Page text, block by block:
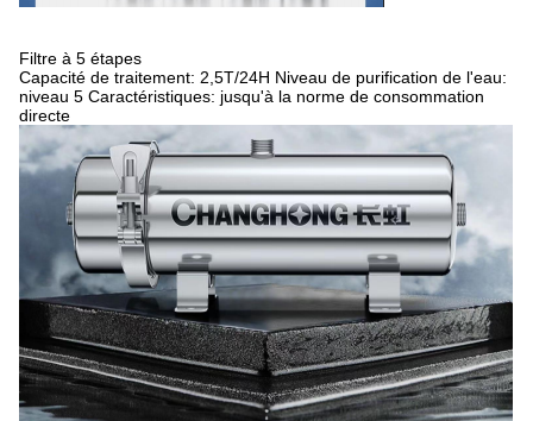
Filtre à 5 étapes
Capacité de traitement: 2,5T/24H Niveau de purification de l'eau:
niveau 5 Caractéristiques: jusqu'à la norme de consommation
directe